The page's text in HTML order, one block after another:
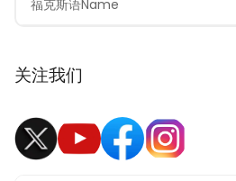
福克斯语Name
关注我们